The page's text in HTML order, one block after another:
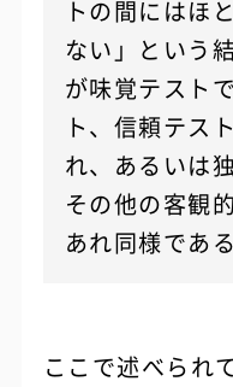
トの間にはほ
ない」という
が味覚テスト
ト、信頼テス
れ、あるいは
その他の客観
あれ同様である
ここで述べられ